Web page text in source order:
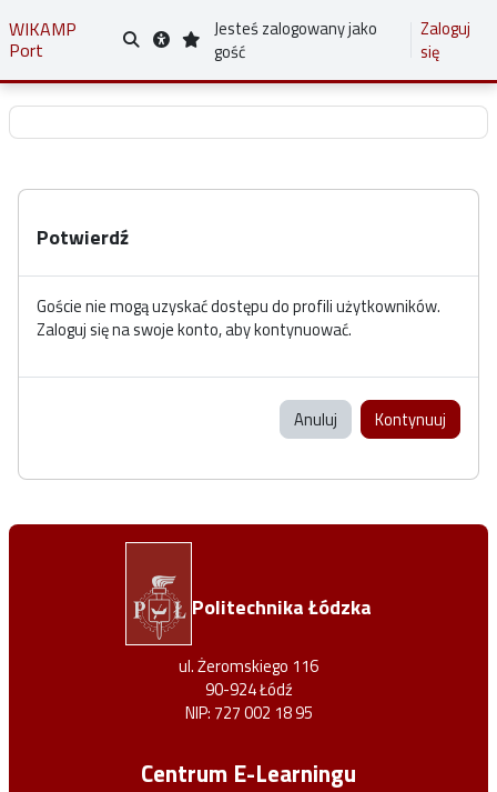
Przejdź do głównej zawartości
WIKAMP
Port Przełącznik wyszukiwarki
Jesteś zalogowany jako
gość
Zaloguj
się
Potwierdź
Goście nie mogą uzyskać dostępu do profili użytkowników.
Zaloguj się na swoje konto, aby kontynuować.
Anuluj Kontynuuj
Politechnika Łódzka
ul. Żeromskiego 116
90-924 Łódź
NIP: 727 002 18 95
Centrum E-Learningu